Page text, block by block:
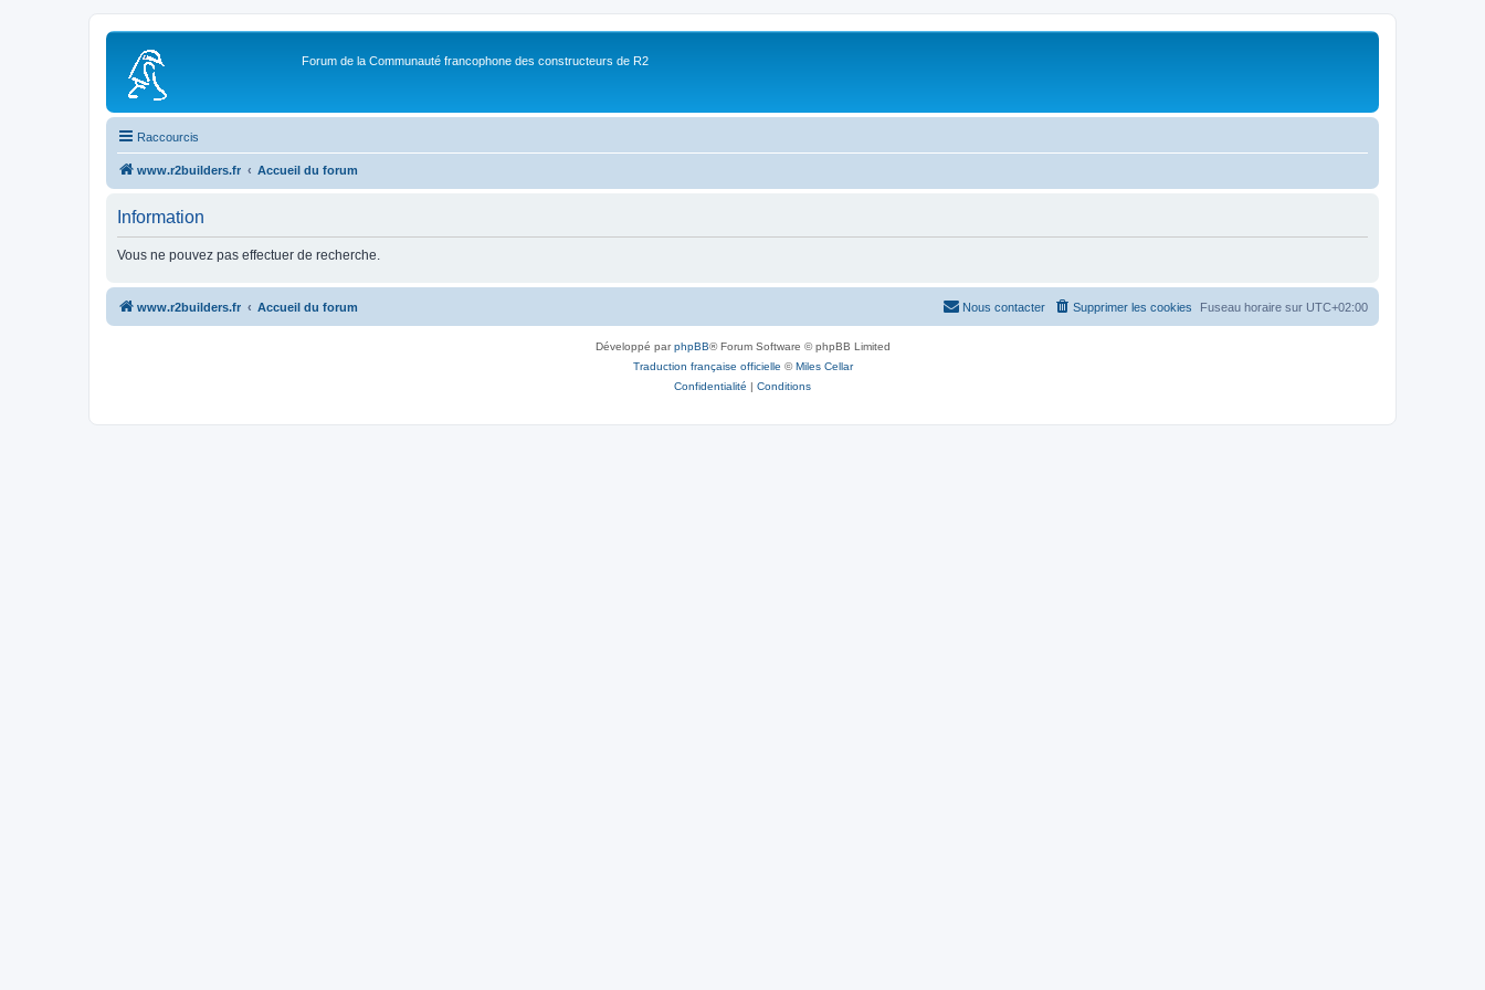
Forum de la Communauté francophone des constructeurs de R2
Raccourcis
www.r2builders.fr Accueil du forum
Information
Vous ne pouvez pas effectuer de recherche.
www.r2builders.fr Accueil du forum Fuseau horaire sur UTC+02:00
Supprimer les cookies
Nous contacter
Développé parphpBB® Forum Software © phpBB Limited
Traduction française officielle ©Miles Cellar
Confidentialité | Conditions